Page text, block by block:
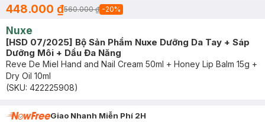
448.000 ₫560.000 ₫ -20%
Nuxe
[HSD 07/2025] Bộ Sản Phẩm Nuxe Dưỡng Da Tay + Sáp
Dưỡng Môi + Dầu Đa Năng
Reve De Miel Hand and Nail Cream 50ml + Honey Lip Balm 15g +
Dry Oil 10ml
(SKU: 422225908)
Giao Nhanh Miễn Phí 2H